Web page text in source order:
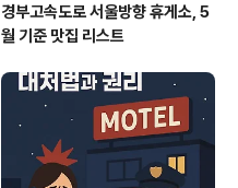
경부고속도로 서울방향 휴게소, 5
월 기준 맛집 리스트